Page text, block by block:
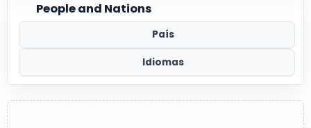
People and Nations
País
Idiomas